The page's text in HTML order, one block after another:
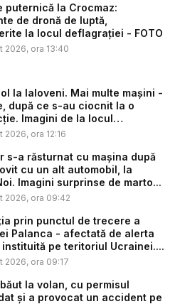
puternică la Crocmaz:
de dronă de luptă,
la locul deflagrației - FOTO
2026, ora 13:40
la Ialoveni. Mai multe mașini -
după ce s-au ciocnit la o
Imagini de la locul
2026, ora 12:16
s-a răsturnat cu mașina după
cu un alt automobil, la
Imagini surprinse de marto...
2026, ora 09:42
prin punctul de trecere a
Palanca - afectată de alerta
instituită pe teritoriul Ucrainei....
2026, ora 09:17
la volan, cu permisul
și a provocat un accident pe